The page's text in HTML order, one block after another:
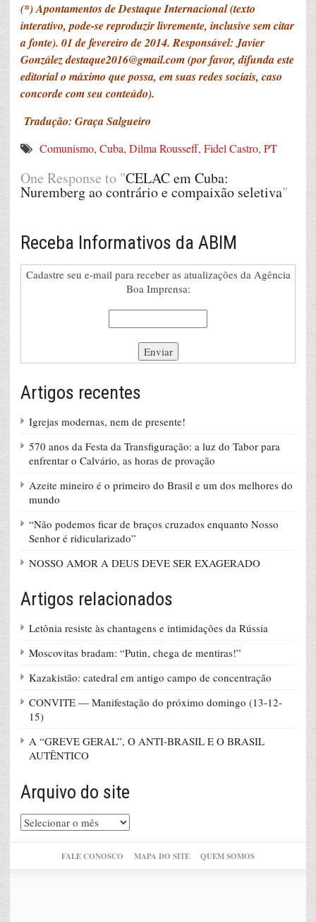
(*) Apontamentos de Destaque Internacional (texto
interativo, pode-se reproduzir livremente, inclusive sem citar
a fonte). 01 de fevereiro de 2014. Responsável: Javier
Gonzálezdestaque2016@gmail.com(por favor, difunda este
editorial o máximo que possa, em suas redes sociais, caso
concorde com seu conteúdo).
Tradução: Graça Salgueiro
Comunismo, Cuba, Dilma Rousseff, Fidel Castro, PT
One Response to "CELAC em Cuba:
Nuremberg ao contrário e compaixão seletiva"
Receba Informativos da ABIM
Cadastre seu e-mail para receber as atualizações da Agência
Boa Imprensa:
Artigos recentes
Igrejas modernas, nem de presente!
570 anos da Festa da Transfiguração: a luz do Tabor para
enfrentar o Calvário, as horas de provação
Azeite mineiro é o primeiro do Brasil e um dos melhores do
mundo
“Não podemos ficar de braços cruzados enquanto Nosso
Senhor é ridicularizado”
NOSSO AMOR A DEUS DEVE SER EXAGERADO
Artigos relacionados
Letônia resiste às chantagens e intimidações da Rússia
Moscovitas bradam: “Putin, chega de mentiras!”
Kazakistão: catedral em antigo campo de concentração
CONVITE — Manifestação do próximo domingo (13-12-
15)
A “GREVE GERAL”, O ANTI-BRASIL E O BRASIL
AUTÊNTICO
Arquivo do site
Arquivo
do
FALE CONOSCO MAPA DO SITE QUEM SOMOS